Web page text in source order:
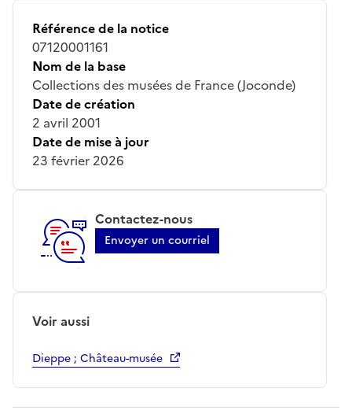
Référence de la notice
07120001161
Nom de la base
Collections des musées de France (Joconde)
Date de création
2 avril 2001
Date de mise à jour
23 février 2026
Contactez-nous
Envoyer un courriel
Voir aussi
Dieppe ; Château-musée